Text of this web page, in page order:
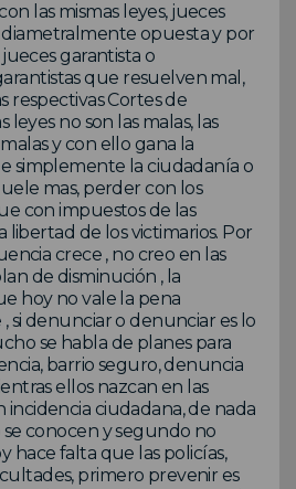
las mismas leyes, jueces
opuesta y por
garantista o
que resuelven mal,
respectivas Cortes de
leyes no son las malas, las
y con ello gana la
simplemente la ciudadanía o
mas, perder con los
con impuestos de las
libertad de los victimarios. Por
crece , no creo en las
de disminución , la
hoy no vale la pena
si denunciar o denunciar es lo
se habla de planes para
barrio seguro, denuncia
ellos nazcan en las
ciudadana, de nada
conocen y segundo no
hace falta que las policías,
primero prevenir es